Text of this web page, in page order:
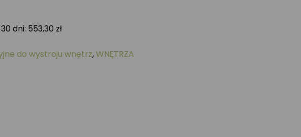
dni: 553,30 zł
do wystroju wnętrz,WNĘTRZA